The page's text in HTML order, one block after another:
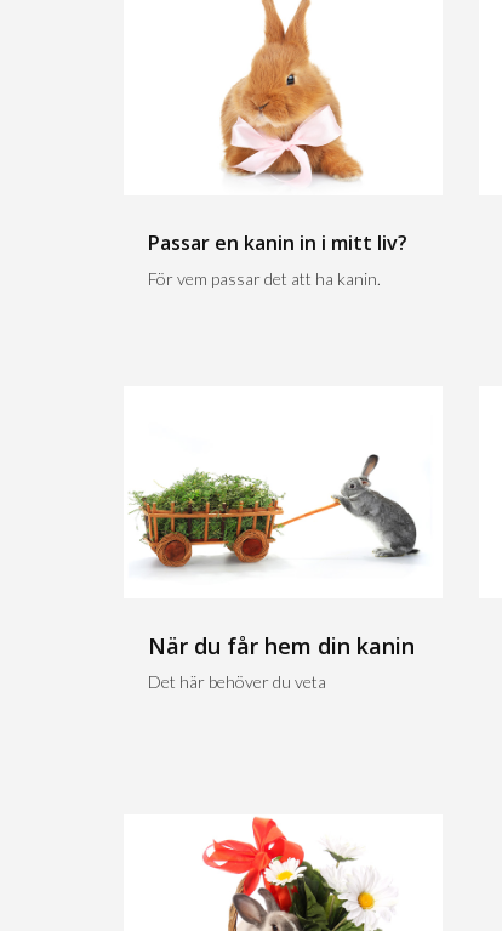
Passar en kanin in i mitt liv?
För vem passar det att ha kanin.
När du får hem din kanin
Det här behöver du veta